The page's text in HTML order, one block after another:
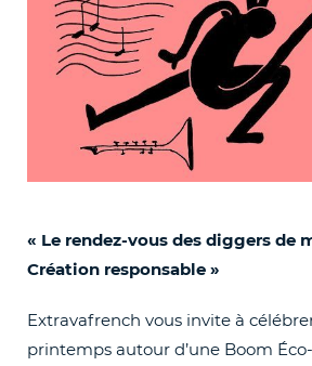
« Le rendez-vous des diggers de
Création responsable »
Extravafrench vous invite à
printemps autour d’une Boom